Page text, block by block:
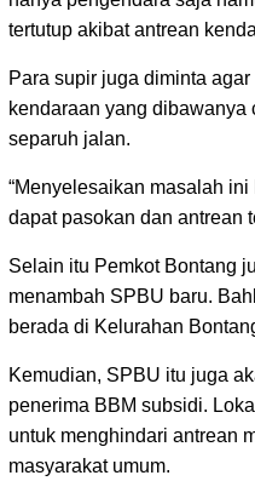
tertutup akibat antrean
Para supir juga diminta
kendaraan yang dibawanya
separuh jalan.
“Menyelesaikan masalah
dapat pasokan dan antrean
Selain itu Pemkot Bontang
menambah SPBU baru.
berada di Kelurahan
Kemudian, SPBU itu juga
penerima BBM subsidi.
untuk menghindari antrean
masyarakat umum.